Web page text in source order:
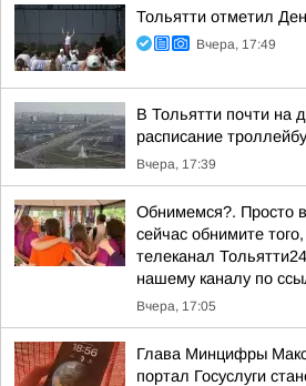
Тольятти отметил
Вчера, 17:49
В Тольятти почти на
расписание
Вчера, 17:39
Обнимемся?. Просто
сейчас обнимите
телеканал
нашему каналу по
Вчера, 17:05
Глава Минцифры
портал Госуслуги